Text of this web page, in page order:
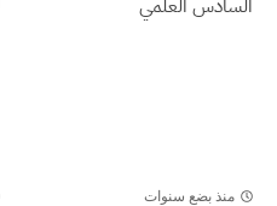
السادس العلمي
منذ بضع سنوات